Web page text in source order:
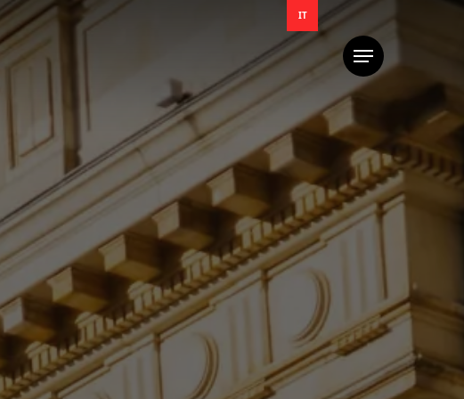
IT
Menu